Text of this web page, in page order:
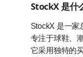
StockX 是什
StockX 是一家
专注于球鞋、
它采用独特的